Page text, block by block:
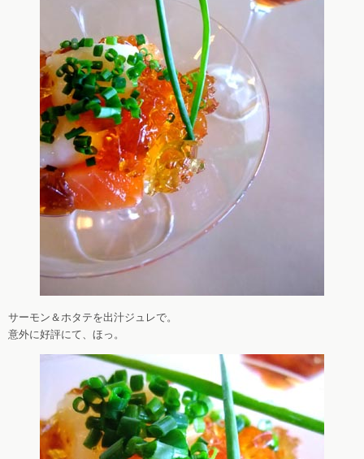
サーモン＆ホタテを出汁ジュレで。
意外に好評にて、ほっ。